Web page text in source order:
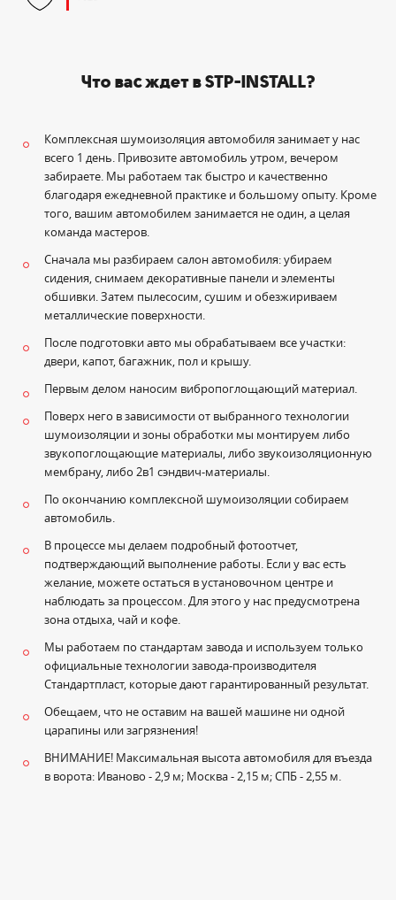
Что вас ждет в STP-INSTALL?
Комплексная шумоизоляция автомобиля занимает у нас
всего 1 день. Привозите автомобиль утром, вечером
забираете. Мы работаем так быстро и качественно
благодаря ежедневной практике и большому опыту. Кроме
того, вашим автомобилем занимается не один, а целая
команда мастеров.
Сначала мы разбираем салон автомобиля: убираем
сидения, снимаем декоративные панели и элементы
обшивки. Затем пылесосим, сушим и обезжириваем
металлические поверхности.
После подготовки авто мы обрабатываем все участки:
двери, капот, багажник, пол и крышу.
Первым делом наносим вибропоглощающий материал.
Поверх него в зависимости от выбранного технологии
шумоизоляции и зоны обработки мы монтируем либо
звукопоглощающие материалы, либо звукоизоляционную
мембрану, либо 2в1 сэндвич-материалы.
По окончанию комплексной шумоизоляции собираем
автомобиль.
В процессе мы делаем подробный фотоотчет,
подтверждающий выполнение работы. Если у вас есть
желание, можете остаться в установочном центре и
наблюдать за процессом. Для этого у нас предусмотрена
зона отдыха, чай и кофе.
Мы работаем по стандартам завода и используем только
официальные технологии завода-производителя
Стандартпласт, которые дают гарантированный результат.
Обещаем, что не оставим на вашей машине ни одной
царапины или загрязнения!
ВНИМАНИЕ! Максимальная высота автомобиля для въезда
в ворота: Иваново - 2,9 м; Москва - 2,15 м; СПБ - 2,55 м.